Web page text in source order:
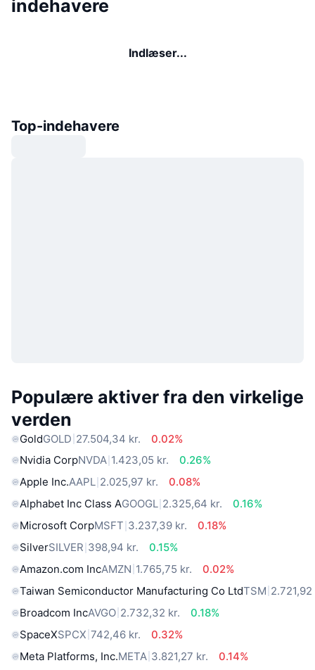
indehavere
Indlæser...
Top-indehavere
Populære aktiver fra den virkelige
verden
GoldGOLD 27.504,34 kr.
0.02%
Nvidia CorpNVDA 1.423,05 kr.
0.26%
Apple Inc.AAPL 2.025,97 kr.
0.08%
Alphabet Inc Class AGOOGL 2.325,64 kr.
0.16%
Microsoft CorpMSFT 3.237,39 kr.
0.18%
SilverSILVER 398,94 kr.
0.15%
Amazon.com IncAMZN 1.765,75 kr.
0.02%
Taiwan Semiconductor Manufacturing Co LtdTSM 2.721,92
Broadcom IncAVGO 2.732,32 kr.
0.18%
SpaceXSPCX 742,46 kr.
0.32%
Meta Platforms, Inc.META 3.821,27 kr.
0.14%